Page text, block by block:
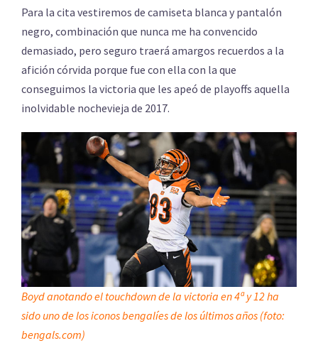
Para la cita vestiremos de camiseta blanca y pantalón
negro, combinación que nunca me ha convencido
demasiado, pero seguro traerá amargos recuerdos a la
afición córvida porque fue con ella con la que
conseguimos la victoria que les apeó de playoffs aquella
inolvidable nochevieja de 2017.
Boyd anotando el touchdown de la victoria en 4ª y 12 ha
sido uno de los iconos bengalíes de los últimos años (foto:
bengals.com)